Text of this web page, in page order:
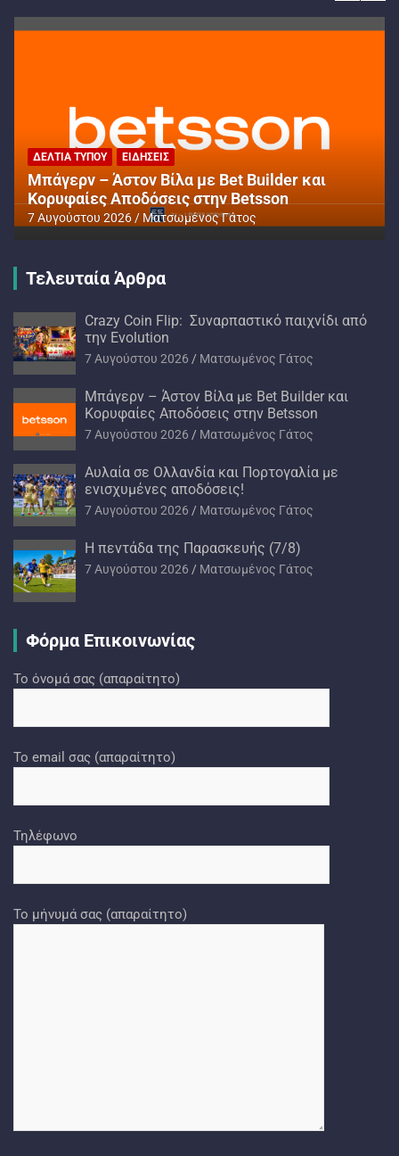
ΔΕΛΤΊΑ ΤΎΠΟΥ ΕΙΔΉΣΕΙΣ
Μπάγερν – Άστον Βίλα με Bet Builder και
Κορυφαίες Αποδόσεις στην Betsson
7 Αυγούστου 2026 Ματσωμένος Γάτος
Τελευταία Άρθρα
Crazy Coin Flip: Συναρπαστικό παιχνίδι από
την Evolution
7 Αυγούστου 2026 Ματσωμένος Γάτος
Μπάγερν – Άστον Βίλα με Bet Builder και
Κορυφαίες Αποδόσεις στην Betsson
7 Αυγούστου 2026 Ματσωμένος Γάτος
Αυλαία σε Ολλανδία και Πορτογαλία με
ενισχυμένες αποδόσεις!
7 Αυγούστου 2026 Ματσωμένος Γάτος
H πεντάδα της Παρασκευής (7/8)
7 Αυγούστου 2026 Ματσωμένος Γάτος
Φόρμα Επικοινωνίας
Το όνομά σας (απαραίτητο)
Το email σας (απαραίτητο)
Τηλέφωνο
Το μήνυμά σας (απαραίτητο)